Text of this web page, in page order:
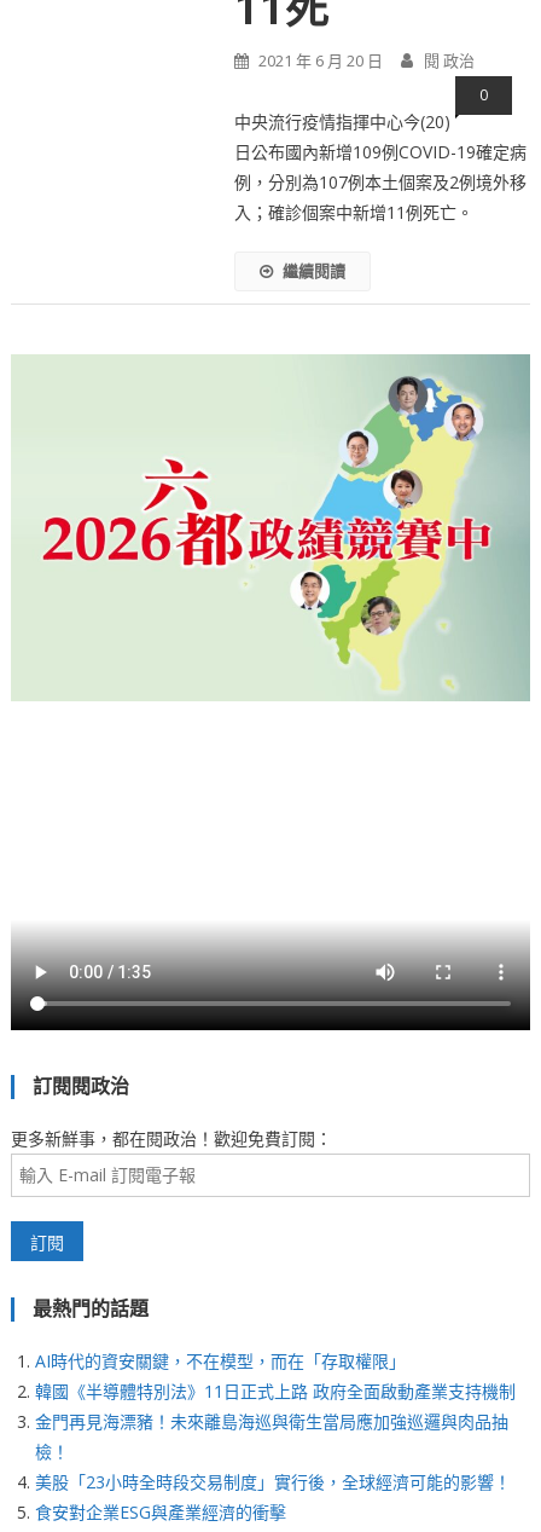
2021 年 6 月 20 日 閱 政治
0
中央流行疫情指揮中心今(20)
日公布國內新增109例COVID-19確定病
例，分別為107例本土個案及2例境外移
入；確診個案中新增11例死亡。
繼續閱讀
訂閱閱政治
更多新鮮事，都在閱政治！歡迎免費訂閱：
最熱門的話題
AI時代的資安關鍵，不在模型，而在「存取權限」
韓國《半導體特別法》11日正式上路 政府全面啟動產業支持機制
金門再見海漂豬！未來離島海巡與衛生當局應加強巡邏與肉品抽
檢！
美股「23小時全時段交易制度」實行後，全球經濟可能的影響！
食安對企業ESG與產業經濟的衝擊